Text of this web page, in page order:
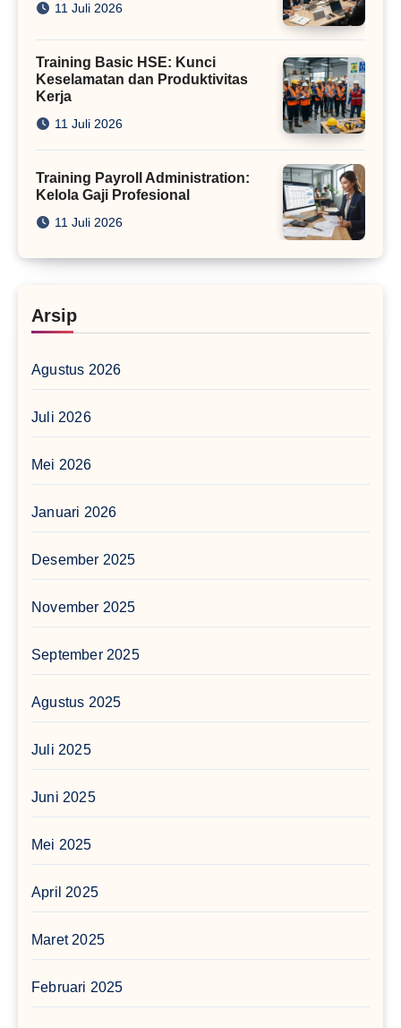
11 Juli 2026
Training Basic HSE: Kunci
Keselamatan dan Produktivitas
Kerja
11 Juli 2026
Training Payroll Administration:
Kelola Gaji Profesional
11 Juli 2026
Arsip
Agustus 2026
Juli 2026
Mei 2026
Januari 2026
Desember 2025
November 2025
September 2025
Agustus 2025
Juli 2025
Juni 2025
Mei 2025
April 2025
Maret 2025
Februari 2025